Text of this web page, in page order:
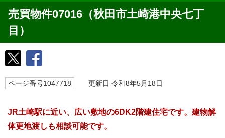
売買物件07016（秋田市土崎港中央七丁
目）
ページ番号1047718 更新日 令和8年5月18日
JR土崎駅に近い、広い敷地の6DK2階建住宅です。建物解
体更地渡しも相談可能です。